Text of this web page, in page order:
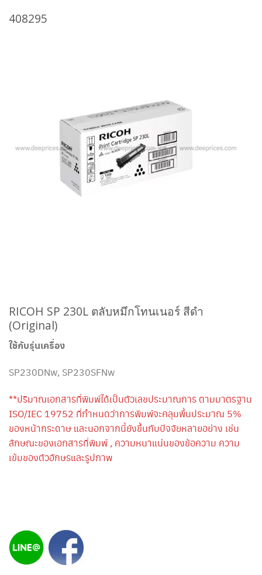
408295
RICOH SP 230L ตลับหมึกโทนเนอร์ สีดำ
(Original)
ใช้กับรุ่นเครื่อง
SP230DNw, SP230SFNw
**ปริมาณเอกสารที่พิมพ์ได้เป็นตัวเลขประมาณการ ตามมาตรฐาน
ISO/IEC 19752 ที่กำหนดว่าการพิมพ์จะคลุมพื้นประมาณ 5%
ของหน้ากระดาษ และนอกจากนี้ยังขึ้นกับปัจจัยหลายอย่าง เช่น
ลักษณะของเอกสารที่พิมพ์ , ความหนาแน่นของข้อความ ความ
เข้มของตัวอักษรและรูปภาพ